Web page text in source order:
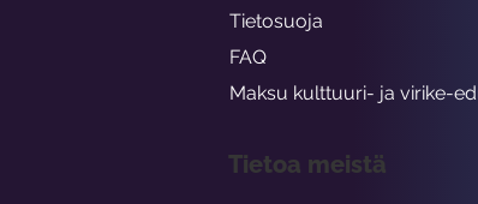
Tietosuoja
FAQ
Maksu kulttuuri- ja virike-
Tietoa meistä